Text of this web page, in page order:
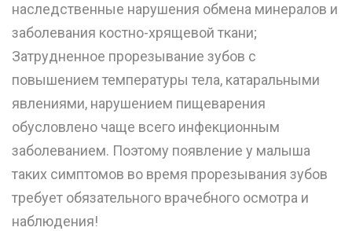
наследственные нарушения обмена минералов и
заболевания костно-хрящевой ткани;
Затрудненное прорезывание зубов с
повышением температуры тела, катаральными
явлениями, нарушением пищеварения
обусловлено чаще всего инфекционным
заболеванием. Поэтому появление у малыша
таких симптомов во время прорезывания зубов
требует обязательного врачебного осмотра и
наблюдения!